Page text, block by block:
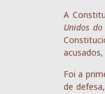
A
Unidos
Foi a
de